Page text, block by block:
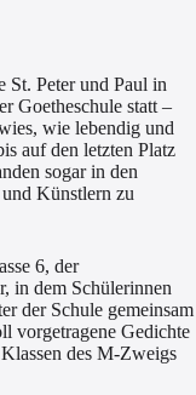
St. Peter und Paul in
Goetheschule statt –
wie lebendig und
auf den letzten Platz
sogar in den
Künstlern zu
6, der
in dem Schülerinnen
der Schule gemeinsam
vorgetragene Gedichte
des M-Zweigs